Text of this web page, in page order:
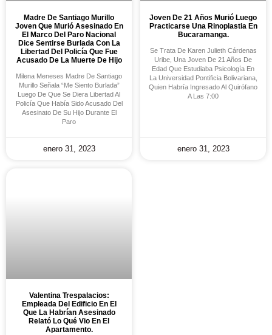
Madre De Santiago Murillo
Joven Que Murió Asesinado En
El Marco Del Paro Nacional
Dice Sentirse Burlada Con La
Libertad Del Policía Que Fue
Acusado De La Muerte De Hijo
Milena Meneses Madre De Santiago
Murillo Señala “Me Siento Burlada”
Luego De Que Se Diera Libertad Al
Policía Que Había Sido Acusado Del
Asesinato De Su Hijo Durante El
Paro
enero 31, 2023
Joven De 21 Años Murió Luego
Practicarse Una Rinoplastia En
Bucaramanga.
Se Trata De Karen Julieth Cárdenas
Uribe, Una Joven De 21 Años De
Edad Que Estudiaba Psicología En
La Universidad Pontificia Bolivariana,
Quien Habría Ingresado Al Quirófano
A Las 7:00
enero 31, 2023
Valentina Trespalacios:
Empleada Del Edificio En El
Que La Habrían Asesinado
Relató Lo Qué Vio En El
Apartamento.